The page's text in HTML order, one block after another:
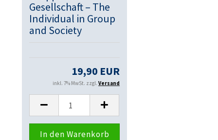
Gesellschaft – The
Individual in Group
and Society
19,90 EUR
inkl. 7% MwSt. zzgl. Versand